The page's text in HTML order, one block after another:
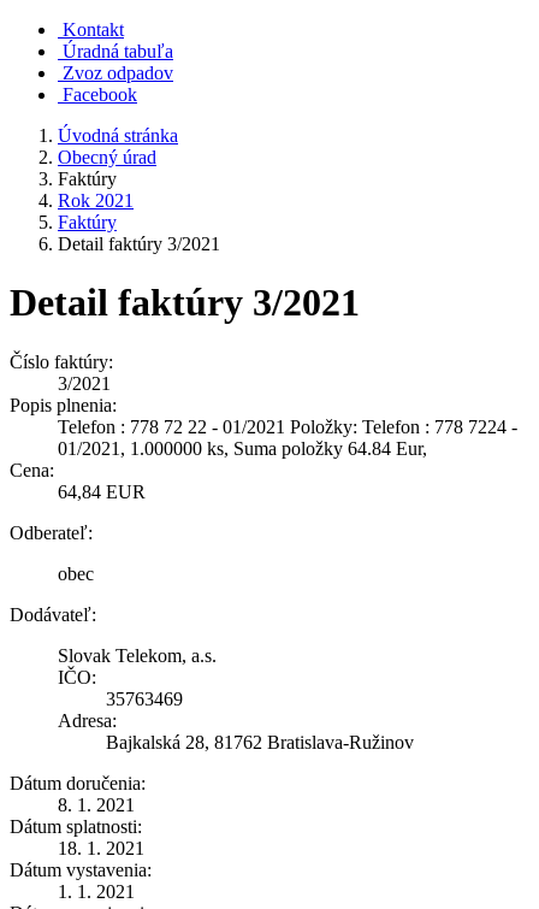
Kontakt
Úradná tabuľa
Zvoz odpadov
Facebook
Úvodná stránka
Obecný úrad
Faktúry
Rok 2021
Faktúry
Detail faktúry 3/2021
Detail faktúry 3/2021
Číslo faktúry:
3/2021
Popis plnenia:
Telefon : 778 72 22 - 01/2021 Položky: Telefon : 778 7224 -
01/2021, 1.000000 ks, Suma položky 64.84 Eur,
Cena:
64,84 EUR
Odberateľ:
obec
Dodávateľ:
Slovak Telekom, a.s.
IČO:
35763469
Adresa:
Bajkalská 28, 81762 Bratislava-Ružinov
Dátum doručenia:
8. 1. 2021
Dátum splatnosti:
18. 1. 2021
Dátum vystavenia:
1. 1. 2021